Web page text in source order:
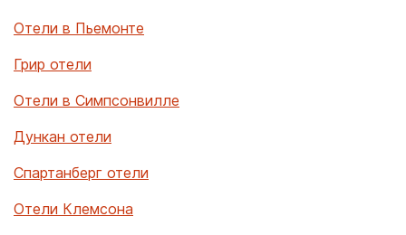
Отели в Пьемонте
Грир отели
Отели в Симпсонвилле
Дункан отели
Спартанберг отели
Отели Клемсона